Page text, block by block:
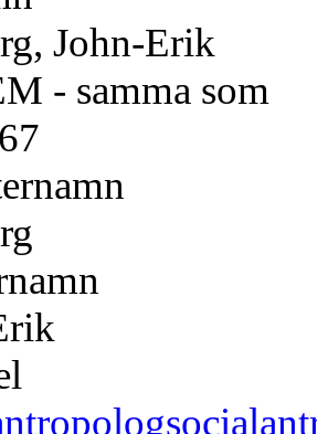
John-Erik
- samma som